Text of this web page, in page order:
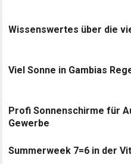
Wissenswertes über die
Viel Sonne in Gambias
Profi Sonnenschirme für
Gewerbe
Summerweek 7=6 in der